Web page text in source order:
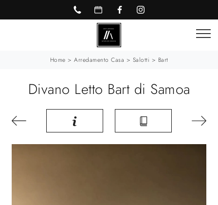
Home > Arredamento Casa > Salotti > Bart
Divano Letto Bart di Samoa